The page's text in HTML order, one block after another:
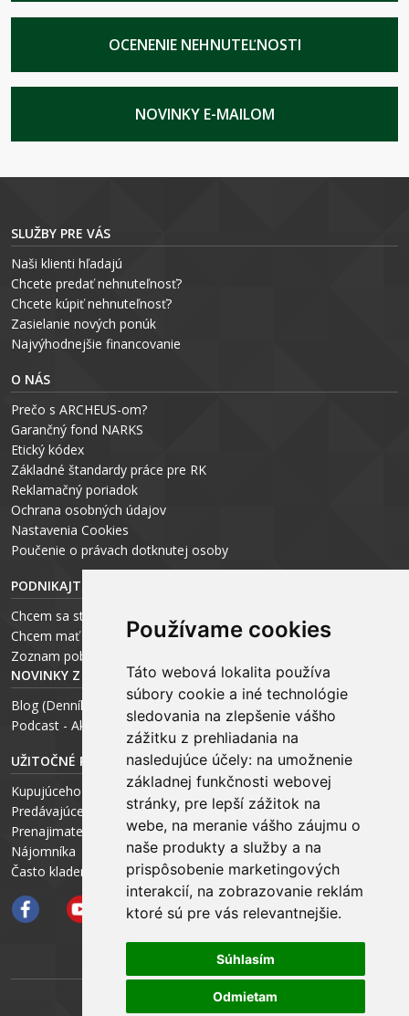
Používame cookies
Táto webová lokalita používa
súbory cookie a iné technológie
sledovania na zlepšenie vášho
zážitku z prehliadania na
nasledujúce účely: na umožnenie
základnej funkčnosti webovej
stránky, pre lepší zážitok na
webe, na meranie vášho záujmu o
naše produkty a služby a na
prispôsobenie marketingových
interakcií, na zobrazovanie reklám
ktoré sú pre vás relevantnejšie.
Súhlasím
Odmietam
OCENENIE NEHNUTEĽNOSTI
NOVINKY E-MAILOM
SLUŽBY PRE VÁS
Naši klienti hľadajú
Chcete predať nehnuteľnosť?
Chcete kúpiť nehnuteľnosť?
Zasielanie nových ponúk
Najvýhodnejšie financovanie
O NÁS
Prečo s ARCHEUS-om?
Garančný fond NARKS
Etický kódex
Základné štandardy práce pre RK
Reklamačný poriadok
Ochrana osobných údajov
Nastavenia Cookies
Poučenie o právach dotknutej osoby
PODNIKAJTE S ARCHEUS-OM
Chcem sa stať realitným odborníkom
Chcem mať vlastnú kanceláriu
Zoznam pobočiek
NOVINKY Z MÉDIÍ
Blog (Denník N a Trend) – R. Štalmach
Podcast - Ako začínal ARCHEUS - R. Štalmach / CEO
UŽITOČNÉ RADY PRE
Kupujúceho
Predávajúceho
Prenajimateľa
Nájomníka
Často kladené otázky FAQ